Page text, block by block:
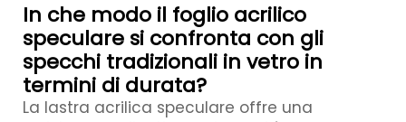
In che modo il foglio acrilico
speculare si confronta con gli
specchi tradizionali in vetro in
termini di durata?
La lastra acrilica speculare offre una